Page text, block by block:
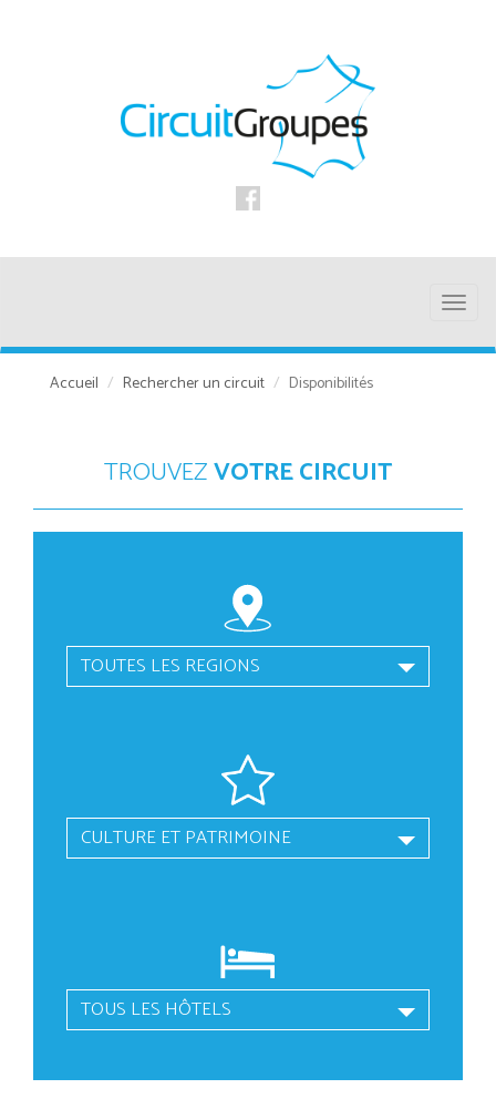
Toggle
Accueil Rechercher un circuit Disponibilités
TROUVEZVOTRE CIRCUIT
TOUTES LES REGIONS
CULTURE ET PATRIMOINE
TOUS LES HÔTELS